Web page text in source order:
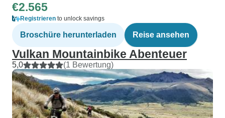
€2.565
Registrieren to unlock savings
Broschüre herunterladen Reise ansehen
Vulkan Mountainbike Abenteuer
5,0 (1 Bewertung)